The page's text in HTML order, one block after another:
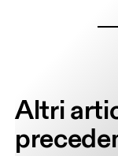
Altri